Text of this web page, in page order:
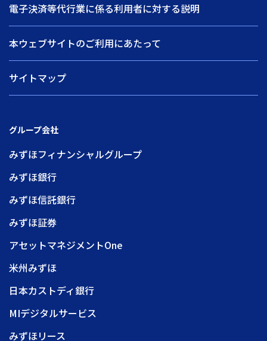
電子決済等代行業に係る利用者に対する説明
本ウェブサイトのご利用にあたって
サイトマップ
グループ会社
みずほフィナンシャルグループ
みずほ銀行
みずほ信託銀行
みずほ証券
アセットマネジメントOne
米州みずほ
日本カストディ銀行
MIデジタルサービス
みずほリース